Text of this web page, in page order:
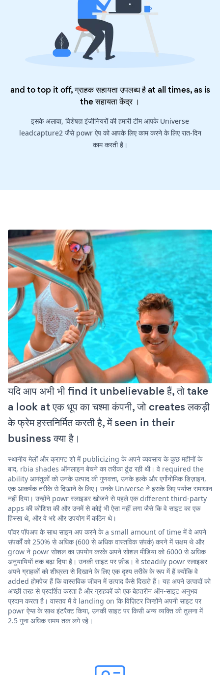
and to top it off, ग्राहक सहायता उपलब्ध है at all times, as is
theसहायता केंद्र।
इसके अलावा, विशेषज्ञ इंजीनियरों की हमारी टीम आपके Universe
leadcapture2 जैसे powr ऐप को आपके लिए काम करने के लिए रात-दिन
काम करती है।
यदि आप अभी भी find it unbelievable हैं, तो take
a look at एक धूप का चश्मा कंपनी, जो creates लकड़ी
के फ्रेम हस्तनिर्मित करती है, में seen in their
business क्या है।
स्थानीय मेलों और क्राफ्ट शो में publicizing के अपने व्यवसाय के कुछ महीनों के
बाद, rbia shades ऑनलाइन बेचने का तरीका ढूंढ रही थी। वे required the
ability आगंतुकों को उनके उत्पाद की गुणवत्ता, उनके हल्के और एर्गोनोमिक डिज़ाइन,
एक आकर्षक तरीके से दिखाने के लिए। उनके Universe ने इसके लिए पर्याप्त समाधान
नहीं दिया। उन्होंने powr स्लाइडर खोजने से पहले एक different third-party
apps की कोशिश की और उनमें से कोई भी ऐसा नहीं लगा जैसे कि वे साइट का एक
हिस्सा थे, और वे भद्दे और उपयोग में कठिन थे।
पॉवर पॉपअप के साथ साइन अप करने के a small amount of time में वे अपने
संपर्कों को 250% से अधिक (600 से अधिक वास्तविक संपर्क) करने में सक्षम थे और
grow ने powr सोशल का उपयोग करके अपने सोशल मीडिया को 6000 से अधिक
अनुयायियों तक बढ़ा दिया है। उनकी साइट पर फ़ीड। वे steadily powr स्लाइडर
अपने ग्राहकों को शीघ्रता से दिखाने के लिए एक दृश्य तरीके के रूप में हैं क्योंकि वे
added होमपेज हैं कि वास्तविक जीवन में उत्पाद कैसे दिखते हैं। यह अपने उत्पादों को
अच्छी तरह से प्रदर्शित करता है और ग्राहकों को एक बेहतरीन ऑन-साइट अनुभव
प्रदान करता है। वास्तव में वे landing on कि विज़िटर जिन्होंने अपनी साइट पर
powr ऐप्स के साथ इंटरैक्ट किया, उनकी साइट पर किसी अन्य व्यक्ति की तुलना में
2.5 गुना अधिक समय तक लगे रहे।